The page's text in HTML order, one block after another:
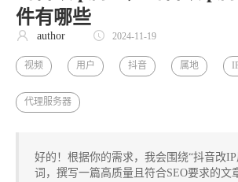
件有哪些
author 2024-11-19
视频 用户 抖音 属地
代理服务器
好的！根据你的需求，我会围绕“抖音改
词，撰写一篇高质量且符合SEO要求的文